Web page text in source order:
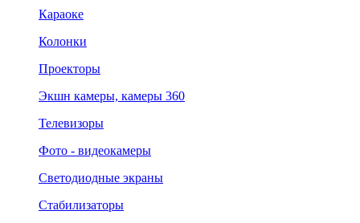
Караоке
Колонки
Проекторы
Экшн камеры, камеры 360
Телевизоры
Фото - видеокамеры
Светодиодные экраны
Стабилизаторы